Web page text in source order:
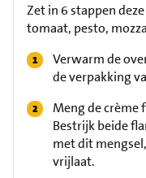
Zet in 6 stappen
tomaat, pesto,
Verwarm de
de verpakking
Meng de crème
Bestrijk beide
met dit
vrijlaat.